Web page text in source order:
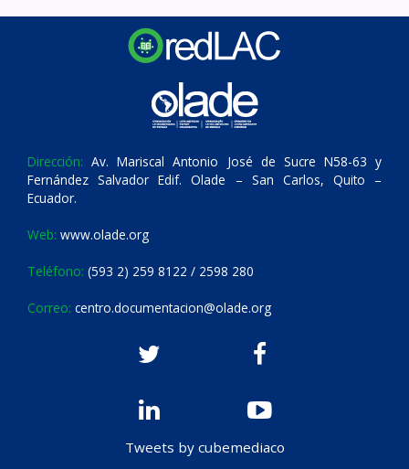
Dirección: Av. Mariscal Antonio José de Sucre N58-63 y
Fernández Salvador Edif. Olade – San Carlos, Quito –
Ecuador.
Web: www.olade.org
Teléfono: (593 2) 259 8122 / 2598 280
Correo: centro.documentacion@olade.org
Tweets by cubemediaco